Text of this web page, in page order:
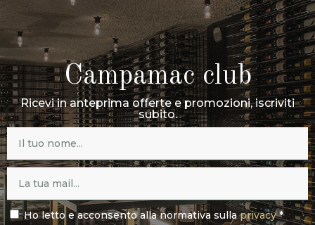
Campamac club
Ricevi in anteprima offerte e promozioni, iscriviti
subito.
Ho letto e acconsento alla normativa sullaprivacy*